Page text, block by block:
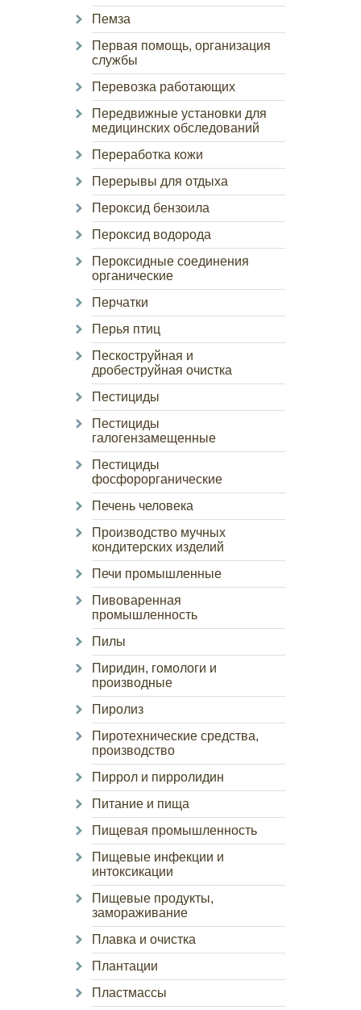
Пемза
Первая помощь, организация
службы
Перевозка работающих
Передвижные установки для
медицинских обследований
Переработка кожи
Перерывы для отдыха
Пероксид бензоила
Пероксид водорода
Пероксидные соединения
органические
Перчатки
Перья птиц
Пескоструйная и
дробеструйная очистка
Пестициды
Пестициды
галогензамещенные
Пестициды
фосфорорганические
Печень человека
Производство мучных
кондитерских изделий
Печи промышленные
Пивоваренная
промышленность
Пилы
Пиридин, гомологи и
производные
Пиролиз
Пиротехнические средства,
производство
Пиррол и пирролидин
Питание и пища
Пищевая промышленность
Пищевые инфекции и
интоксикации
Пищевые продукты,
замораживание
Плавка и очистка
Плантации
Пластмассы